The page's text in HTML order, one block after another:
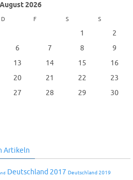
August 2026
D F S S
1
2
6 7 8
9
13 14 15
16
20 21 22
23
27 28 29
30
Artikeln
Deutschland 2017 Deutschland 2019